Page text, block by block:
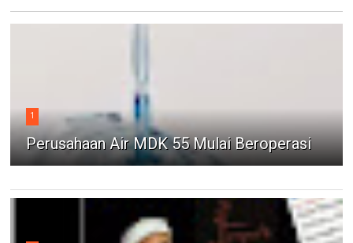
1
Perusahaan Air MDK 55 Mulai Beroperasi